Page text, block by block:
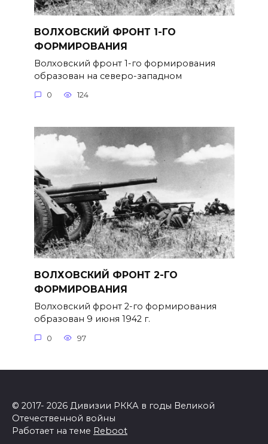
ВОЛХОВСКИЙ ФРОНТ 1-ГО
ФОРМИРОВАНИЯ
Волховский фронт 1-го формирова­ния
образован на северо-западном
0 124
ВОЛХОВСКИЙ ФРОНТ 2-ГО
ФОРМИРОВАНИЯ
Волховский фронт 2-го формирова­ния
образован 9 июня 1942 г.
0 97
© 2017- 2026 Дивизии РККА в годы Великой
Отечественной войны
Работает на теме Reboot